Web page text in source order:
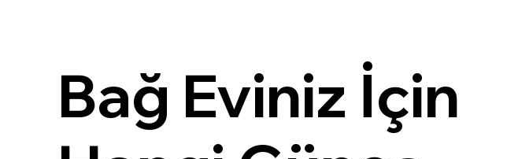
Bağ Eviniz İçin